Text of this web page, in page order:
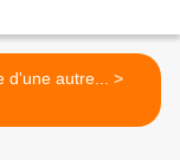
La vie d'une autre... >